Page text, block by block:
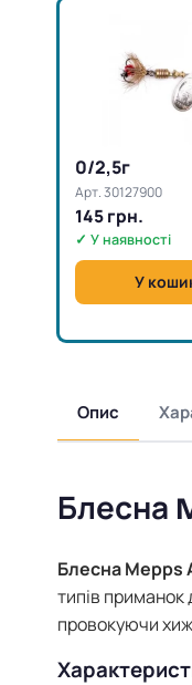
0/2,5г
Арт. 30127900
145 грн.
✓ У наявності
У
Опис
Блесна
Блесна Mepps
типів приманок
провокуючи